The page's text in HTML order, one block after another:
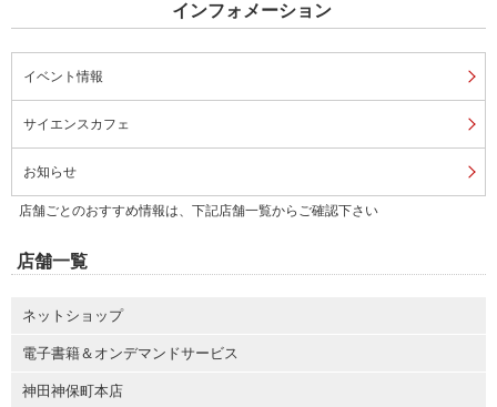
インフォメーション
イベント情報
サイエンスカフェ
お知らせ
店舗ごとのおすすめ情報は、下記店舗一覧からご確認下さい
店舗一覧
ネットショップ
電子書籍＆オンデマンドサービス
神田神保町本店